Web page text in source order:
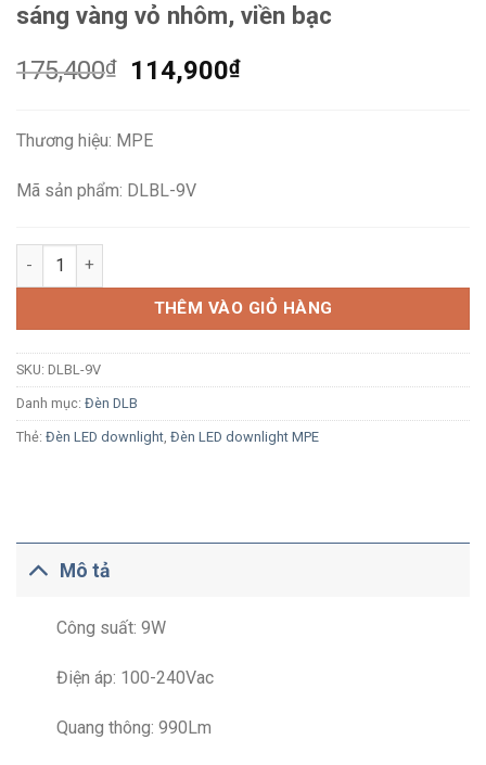
sáng vàng vỏ nhôm, viền bạc
175,400₫
Giá
175,400₫.
114,900₫Giá
Thương hiệu: MPE
Mã sản phẩm: DLBL-9V
Đèn LED âm trần MPE DLBL-9V 9W ánh sáng vàng vỏ nhôm,
THÊM VÀO GIỎ HÀNG
SKU: DLBL-9V
Danh mục: Đèn DLB
Thẻ: Đèn LED downlight Đèn LED downlight MPE
Mô tả
Công suất: 9W
Điện áp: 100-240Vac
Quang thông: 990Lm